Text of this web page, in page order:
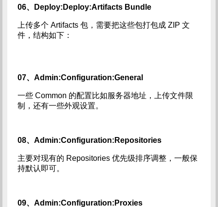
06、Deploy:Deploy:Artifacts Bundle
上传多个 Artifacts 包，需要把这些包打包成 ZIP 文
件，结构如下：
07、Admin:Configuration:General
一些 Common 的配置比如服务器地址，上传文件限
制，还有一些外观设置。
08、Admin:Configuration:Repositories
主要对现有的 Repositories 优先级排序调整，一般保
持默认即可。
09、Admin:Configuration:Proxies